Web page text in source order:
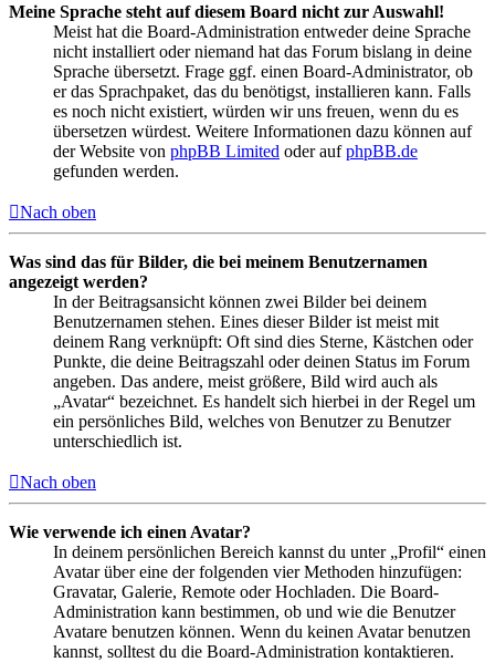
Meine Sprache steht auf diesem Board nicht zur Auswahl!
Meist hat die Board-Administration entweder deine Sprache
nicht installiert oder niemand hat das Forum bislang in deine
Sprache übersetzt. Frage ggf. einen Board-Administrator, ob
er das Sprachpaket, das du benötigst, installieren kann. Falls
es noch nicht existiert, würden wir uns freuen, wenn du es
übersetzen würdest. Weitere Informationen dazu können auf
der Website von phpBB Limited oder aufphpBB.de
gefunden werden.
Nach oben
Was sind das für Bilder, die bei meinem Benutzernamen
angezeigt werden?
In der Beitragsansicht können zwei Bilder bei deinem
Benutzernamen stehen. Eines dieser Bilder ist meist mit
deinem Rang verknüpft: Oft sind dies Sterne, Kästchen oder
Punkte, die deine Beitragszahl oder deinen Status im Forum
angeben. Das andere, meist größere, Bild wird auch als
„Avatar“ bezeichnet. Es handelt sich hierbei in der Regel um
ein persönliches Bild, welches von Benutzer zu Benutzer
unterschiedlich ist.
Nach oben
Wie verwende ich einen Avatar?
In deinem persönlichen Bereich kannst du unter „Profil“ einen
Avatar über eine der folgenden vier Methoden hinzufügen:
Gravatar, Galerie, Remote oder Hochladen. Die Board-
Administration kann bestimmen, ob und wie die Benutzer
Avatare benutzen können. Wenn du keinen Avatar benutzen
kannst, solltest du die Board-Administration kontaktieren.